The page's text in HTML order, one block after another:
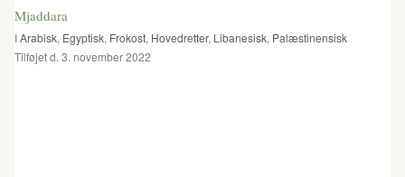
Mjaddara
IArabisk, Egyptisk, Frokost, Hovedretter, Libanesisk, Palæstinensisk
Tilføjet d. 3. november 2022